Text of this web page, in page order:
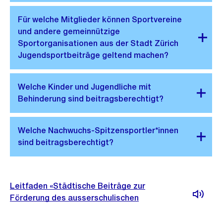
Leitfaden «Städtische Beiträge zur
Förderung des ausserschulischen